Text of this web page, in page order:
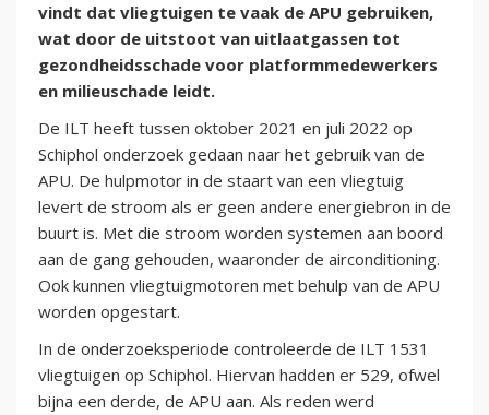
vindt dat vliegtuigen te vaak de APU gebruiken,
wat door de uitstoot van uitlaatgassen tot
gezondheidsschade voor platformmedewerkers
en milieuschade leidt.
De ILT heeft tussen oktober 2021 en juli 2022 op
Schiphol onderzoek gedaan naar het gebruik van de
APU. De hulpmotor in de staart van een vliegtuig
levert de stroom als er geen andere energiebron in de
buurt is. Met die stroom worden systemen aan boord
aan de gang gehouden, waaronder de airconditioning.
Ook kunnen vliegtuigmotoren met behulp van de APU
worden opgestart.
In de onderzoeksperiode controleerde de ILT 1531
vliegtuigen op Schiphol. Hiervan hadden er 529, ofwel
bijna een derde, de APU aan. Als reden werd